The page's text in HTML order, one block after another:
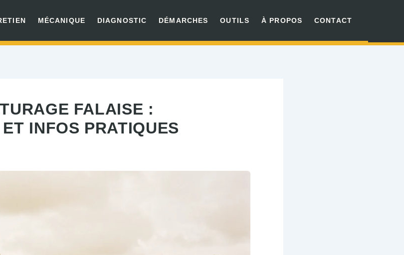
MÉCANIQUE DIAGNOSTIC DÉMARCHES OUTILS À PROPOS CONTACT
FALAISE :
INFOS PRATIQUES